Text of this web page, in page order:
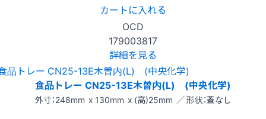
カートに入れる
OCD
179003817
詳細を見る
食品トレー CN25-13E木曽内(L) (中央化学)
外寸：248mm x 130mm x (高)25mm ／ 形状：蓋なし